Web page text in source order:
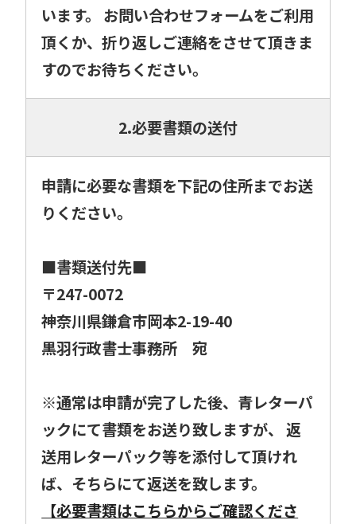
います。 お問い合わせフォームをご利用
頂くか、折り返しご連絡をさせて頂きま
すのでお待ちください。
2.必要書類の送付
申請に必要な書類を下記の住所までお送
りください。
■書類送付先■
〒247-0072
神奈川県鎌倉市岡本2-19-40
黒羽行政書士事務所 宛
※通常は申請が完了した後、青レターパ
ックにて書類をお送り致しますが、 返
送用レターパック等を添付して頂けれ
ば、そちらにて返送を致します。
【必要書類はこちらからご確認くださ